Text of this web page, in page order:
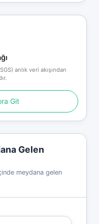
anlık veri akışından
Git
Gelen
meydana gelen